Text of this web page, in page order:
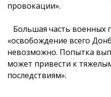
провокации».
Большая часть военных
«освобождение всего
невозможно. Попытка
может привести к
последствиям».